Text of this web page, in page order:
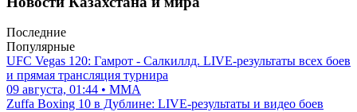
Последние
Популярные
UFC Vegas 120: Гамрот - Салкиллд. LIVE-результаты всех боев
и прямая трансляция турнира
09 августа, 01:44 • ММА
Zuffa Boxing 10 в Дублине: LIVE-результаты и видео боев